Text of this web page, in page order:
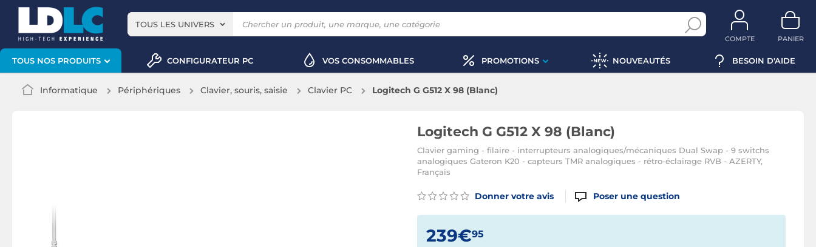
TOUS LES UNIVERS
COMPTE PANIER
TOUS NOS PRODUITS CONFIGURATEUR PC VOS CONSOMMABLES PROMOTIONS NOUVEAUTÉS BESOIN D'AIDE
Informatique Périphériques Clavier, souris, saisie Clavier PC Logitech G G512 X 98 (Blanc)
Logitech G G512 X 98 (Blanc)
Clavier gaming - filaire - interrupteurs analogiques/mécaniques Dual Swap - 9 switchs
analogiques Gateron K20 - capteurs TMR analogiques - rétro-éclairage RVB - AZERTY,
Français
Donner votre avis Poser une question
239€95